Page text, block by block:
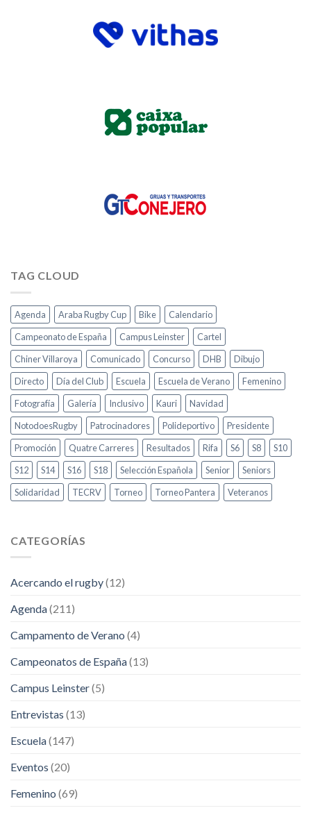
TAG CLOUD
Agenda Araba Rugby Cup Bike
Calendario
Campeonato de España
Campus Leinster
Cartel
Chiner Villaroya
Comunicado Concurso DHB
Dibujo
Directo
Día del Club Escuela Escuela de Verano
Femenino
Fotografía
Galería Inclusivo Kauri
Navidad
NotodoesRugby
Patrocinadores Polideportivo
Presidente
Promoción
Quatre Carreres Resultados Rifa S6 S8
S10
S12
S14 S16 S18 Selección Española Senior
Seniors
Solidaridad
TECRV Torneo Torneo Pantera Veteranos
CATEGORÍAS
Acercando el rugby(12)
Agenda(211)
Campamento de Verano (4)
Campeonatos de España(13)
Campus Leinster(5)
Entrevistas (13)
Escuela(147)
Eventos (20)
Femenino (69)